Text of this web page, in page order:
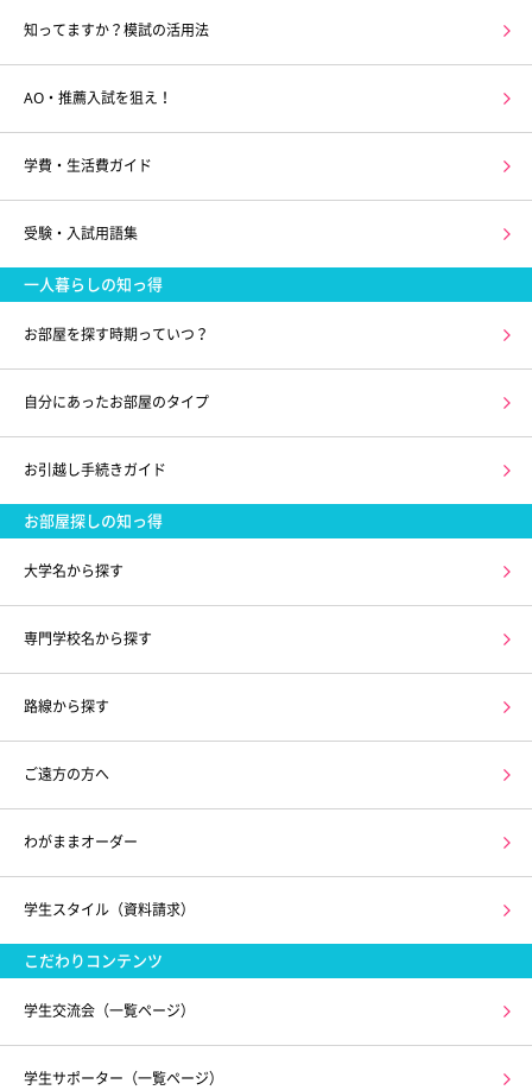
知ってますか？模試の活用法
AO・推薦入試を狙え！
学費・生活費ガイド
受験・入試用語集
一人暮らしの知っ得
お部屋を探す時期っていつ？
自分にあったお部屋のタイプ
お引越し手続きガイド
お部屋探しの知っ得
大学名から探す
専門学校名から探す
路線から探す
ご遠方の方へ
わがままオーダー
学生スタイル（資料請求）
こだわりコンテンツ
学生交流会（一覧ページ）
学生サポーター（一覧ページ）